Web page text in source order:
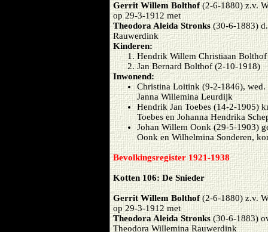
Gerrit Willem Bolthof(2-6-1880) z.v.
op 29-3-1912 met
Theodora Aleida Stronks(30-6-1883)
Rauwerdink
Kinderen:
Hendrik Willem Christiaan
Jan Bernard Bolthof (2-10-1918)
Inwonend:
Christina Loitink (9-2-1846),
Janna Willemina Leurdijk
Hendrik Jan Toebes (14-2-1905)
Toebes en Johanna Hendrika
Johan Willem Oonk (29-5-1903)
Oonk en Wilhelmina Sonderen,
Bevolkingsregister 1921-1938
Kotten 106: De Snieder
Gerrit Willem Bolthof(2-6-1880) z.v.
op 29-3-1912 met
Theodora Aleida Stronks(30-6-1883)
Theodora Willemina Rauwerdink